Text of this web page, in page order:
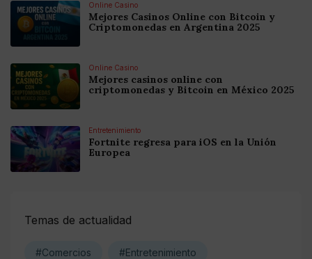
Online Casino
Mejores Casinos Online con Bitcoin y
Criptomonedas en Argentina 2025
Online Casino
Mejores casinos online con
criptomonedas y Bitcoin en México 2025
Entretenimiento
Fortnite regresa para iOS en la Unión
Europea
Temas de actualidad
#Comercios #Entretenimiento